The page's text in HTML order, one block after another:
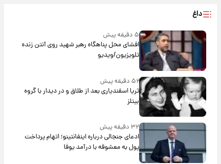
داغ
۵ دقیقه پیش
افشای محل پناهگاه‌ رهبر شهید روی آنتن زنده
تلویزیون/ویدیو
۵۲ دقیقه پیش
ثریا اسفندیاری بعد از طلاق و در دیدار با گروه
بیتلز
۳۲ دقیقه پیش
ادعای جنجالی درباره اینفانتینو؛ اتهام پرداخت
پول به معشوقه با درآمد یوفا